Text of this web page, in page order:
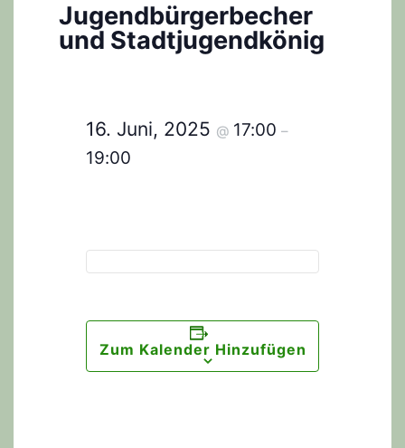
Jugendbürgerbecher
und Stadtjugendkönig
16. Juni, 2025 @ 17:00 –
19:00
Zum Kalender Hinzufügen